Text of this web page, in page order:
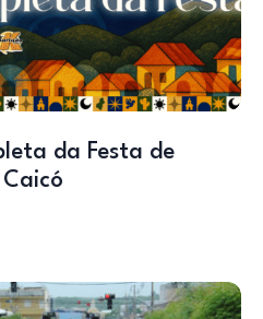
da Festa de